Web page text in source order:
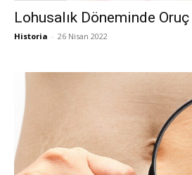
Lohusalık Döneminde Oruç
Historia - 26 Nisan 2022